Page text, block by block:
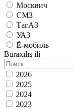
Москвич
СМЗ
ТагАЗ
УАЗ
Ё-мобиль
Buraxılış ili
2026
2025
2024
2023